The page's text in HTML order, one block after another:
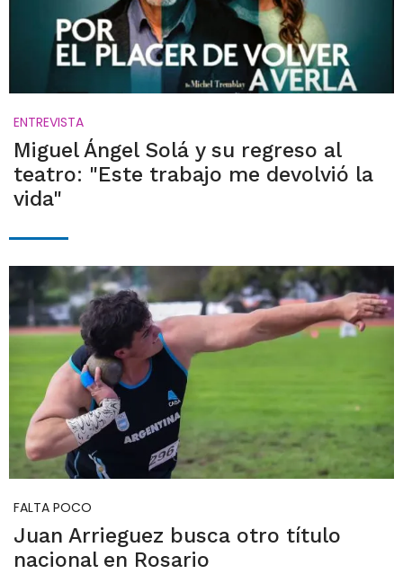
ENTREVISTA
Miguel Ángel Solá y su regreso al
teatro: "Este trabajo me devolvió la
vida"
FALTA POCO
Juan Arrieguez busca otro título
nacional en Rosario